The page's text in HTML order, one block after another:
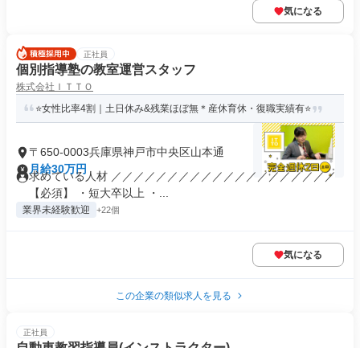
気になる
正社員
個別指導塾の教室運営スタッフ
株式会社ＩＴＴＯ
⭐女性比率4割｜土日休み&残業ほぼ無＊産休育休・復職実績有⭐
〒650-0003兵庫県神戸市中央区山本通
月給30万円
求めている人材 ／／／／／／／／／／／／／／／／／／／／
【必須】 ・短大卒以上 ・...
業界未経験歓迎 +22個
気になる
この企業の類似求人を見る
正社員